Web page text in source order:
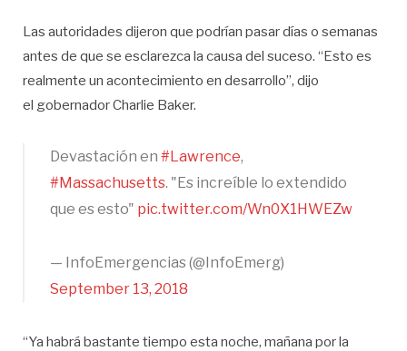
Las autoridades dijeron que podrían pasar días o semanas
antes de que se esclarezca la causa del suceso. “Esto es
realmente un acontecimiento en desarrollo”, dijo
el gobernador Charlie Baker.
Devastación en #Lawrence,
#Massachusetts. "Es increíble lo extendido
que es esto" pic.twitter.com/Wn0X1HWEZw
— InfoEmergencias (@InfoEmerg)
September 13, 2018
“Ya habrá bastante tiempo esta noche, mañana por la